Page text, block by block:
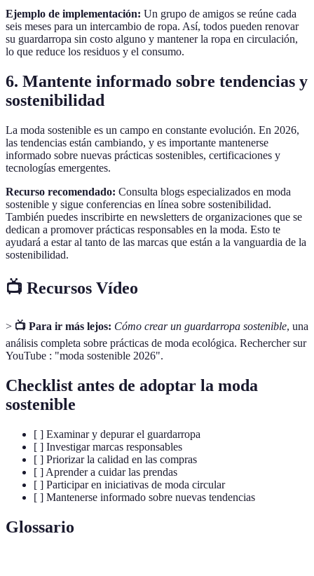
Ejemplo de implementación: Un grupo de amigos se reúne cada
seis meses para un intercambio de ropa. Así, todos pueden renovar
su guardarropa sin costo alguno y mantener la ropa en circulación,
lo que reduce los residuos y el consumo.
6. Mantente informado sobre tendencias y
sostenibilidad
La moda sostenible es un campo en constante evolución. En 2026,
las tendencias están cambiando, y es importante mantenerse
informado sobre nuevas prácticas sostenibles, certificaciones y
tecnologías emergentes.
Recurso recomendado: Consulta blogs especializados en moda
sostenible y sigue conferencias en línea sobre sostenibilidad.
También puedes inscribirte en newsletters de organizaciones que se
dedican a promover prácticas responsables en la moda. Esto te
ayudará a estar al tanto de las marcas que están a la vanguardia de la
sostenibilidad.
📺 Recursos Vídeo
> 📺 Para ir más lejos: Cómo crear un guardarropa sostenible, una
análisis completa sobre prácticas de moda ecológica. Rechercher sur
YouTube : "moda sostenible 2026".
Checklist antes de adoptar la moda
sostenible
[ ] Examinar y depurar el guardarropa
[ ] Investigar marcas responsables
[ ] Priorizar la calidad en las compras
[ ] Aprender a cuidar las prendas
[ ] Participar en iniciativas de moda circular
[ ] Mantenerse informado sobre nuevas tendencias
Glossario